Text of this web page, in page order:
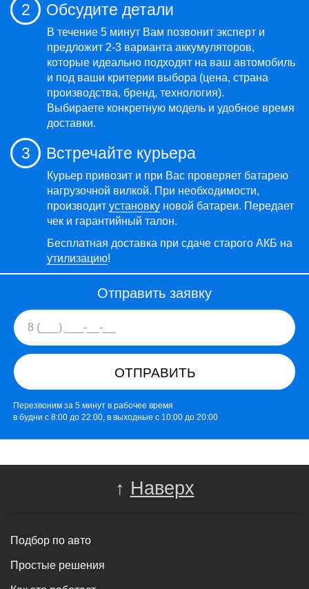
2 Обсудите детали
В течение 5 минут Вам позвонит эксперт и
предложит 2-3 варианта аккумуляторов,
которые идеально подходят на ваш автомобиль
и под ваши критерии выбора (цена, страна
производства, бренд, технология).
Выбираете конкретную модель и удобное время
доставки.
3 Встречайте курьера
Курьер привозит и при Вас проверяет батарею
нагрузочной вилкой. При необходимости,
производит установку новой батареи. Передает
чек и гарантийный талон.
Бесплатная доставка при сдаче старого АКБ на
утилизацию!
Отправить заявку
ОТПРАВИТЬ
Перезвоним за 5 минут в рабочее время
в будни с 8:00 до 22:00, в выходные с 10:00 до 20:00
↑ Наверх
Подбор по авто
Простые решения